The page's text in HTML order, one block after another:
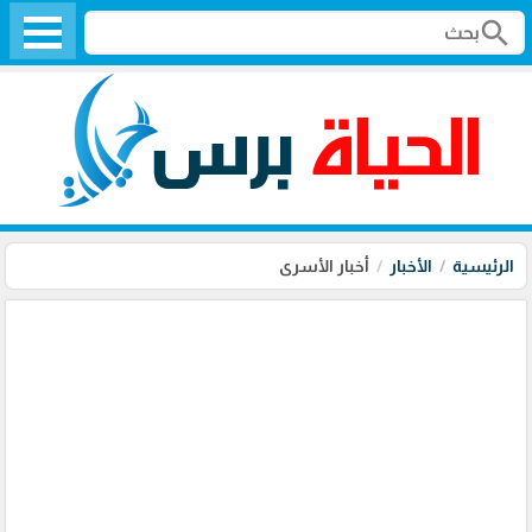
search
الرئيسية الأخبار أخبار الأسرى